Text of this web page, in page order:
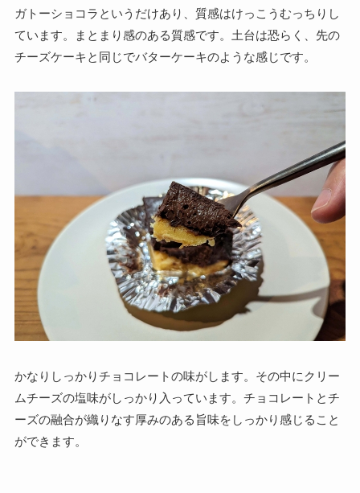
ガトーショコラというだけあり、質感はけっこうむっちりし
ています。まとまり感のある質感です。土台は恐らく、先の
チーズケーキと同じでバターケーキのような感じです。
かなりしっかりチョコレートの味がします。その中にクリー
ムチーズの塩味がしっかり入っています。チョコレートとチ
ーズの融合が織りなす厚みのある旨味をしっかり感じること
ができます。